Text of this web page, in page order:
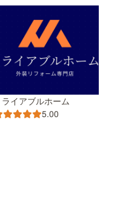
ライアブルホーム
5.00